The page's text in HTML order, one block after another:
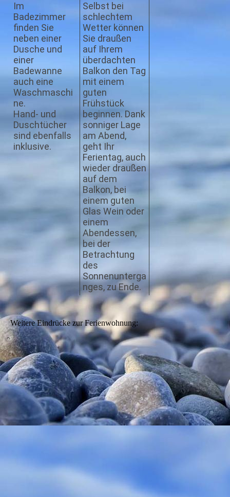
Im
Badezimmer
finden Sie
neben einer
Dusche und
einer
Badewanne
auch eine
Waschmaschi
ne.
Hand- und
Duschtücher
sind ebenfalls
inklusive.
Selbst bei
schlechtem
Wetter können
Sie draußen
auf Ihrem
überdachten
Balkon den Tag
mit einem
guten
Frühstück
beginnen. Dank
sonniger Lage
am Abend,
geht Ihr
Ferientag, auch
wieder draußen
auf dem
Balkon, bei
einem guten
Glas Wein oder
einem
Abendessen,
bei der
Betrachtung
des
Sonnenunterga
nges, zu Ende.
Weitere Eindrücke zur Ferienwohnung: